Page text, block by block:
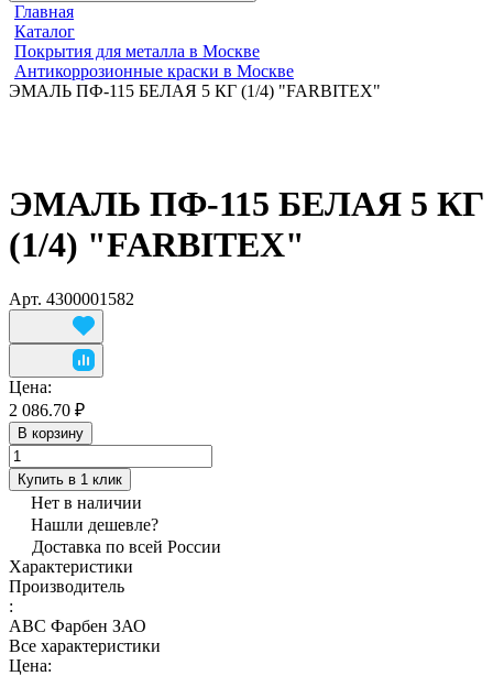
Главная
Каталог
Покрытия для металла в Москве
Антикоррозионные краски в Москве
ЭМАЛЬ ПФ-115 БЕЛАЯ 5 КГ (1/4) "FARBITEX"
ЭМАЛЬ ПФ-115 БЕЛАЯ 5 КГ
(1/4) "FARBITEX"
Арт. 4300001582
Цена:
2 086.70 ₽
В корзину
Купить в 1 клик
Нет в наличии
Нашли дешевле?
Доставка по всей России
Характеристики
Производитель
:
АВС Фарбен ЗАО
Все характеристики
Цена: